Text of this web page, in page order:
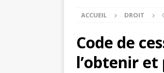
ACCUEIL DROIT
Code de
l’obtenir et